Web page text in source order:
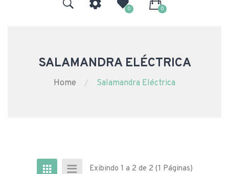
0 0
SALAMANDRA ELÉCTRICA
Home Salamandra Eléctrica
Exibindo 1 a 2 de 2 (1 Páginas)